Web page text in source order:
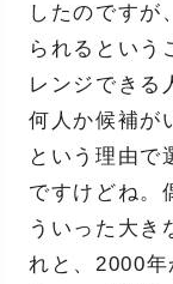
したのですが
られるという
レンジできる
何人か候補が
という理由で
ですけどね。
ういった大き
れと、2000